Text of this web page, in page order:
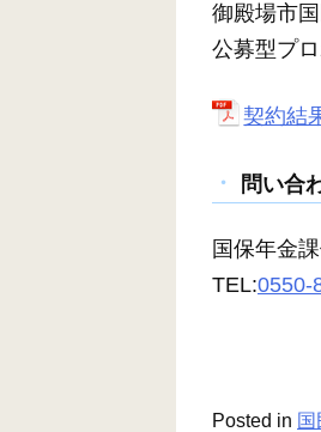
c
e
b
o
o
k
御殿場市
公募型プ
契約結
問い合
国保年金
TEL:0550-
Posted in